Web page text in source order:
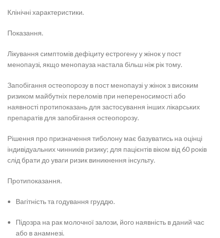
Клінічні характеристики.
Показання.
Лікування симптомів дефіциту естрогену у жінок у пост
менопаузі, якщо менопауза настала більш ніж рік тому.
Запобігання остеопорозу в пост менопаузі у жінок з високим
ризиком майбутніх переломів при непереносимості або
наявності протипоказань для застосування інших лікарських
препаратів для запобігання остеопорозу.
Рішення про призначення тиболону має базуватись на оцінці
індивідуальних чинників ризику; для пацієнтів віком від 60 років
слід брати до уваги ризик виникнення інсульту.
Протипоказання.
Вагітність та годування груддю.
Підозра на рак молочної залози, його наявність в даний час
або в анамнезі.